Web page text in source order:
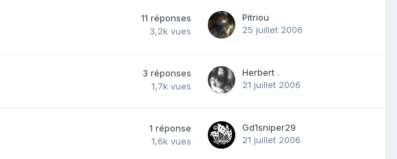
11 réponses
3,2k vues
Pitriou
25 juillet 2006
3 réponses
1,7k vues
Herbert .
21 juillet 2006
1 réponse
1,6k vues
Gd1sniper29
21 juillet 2006